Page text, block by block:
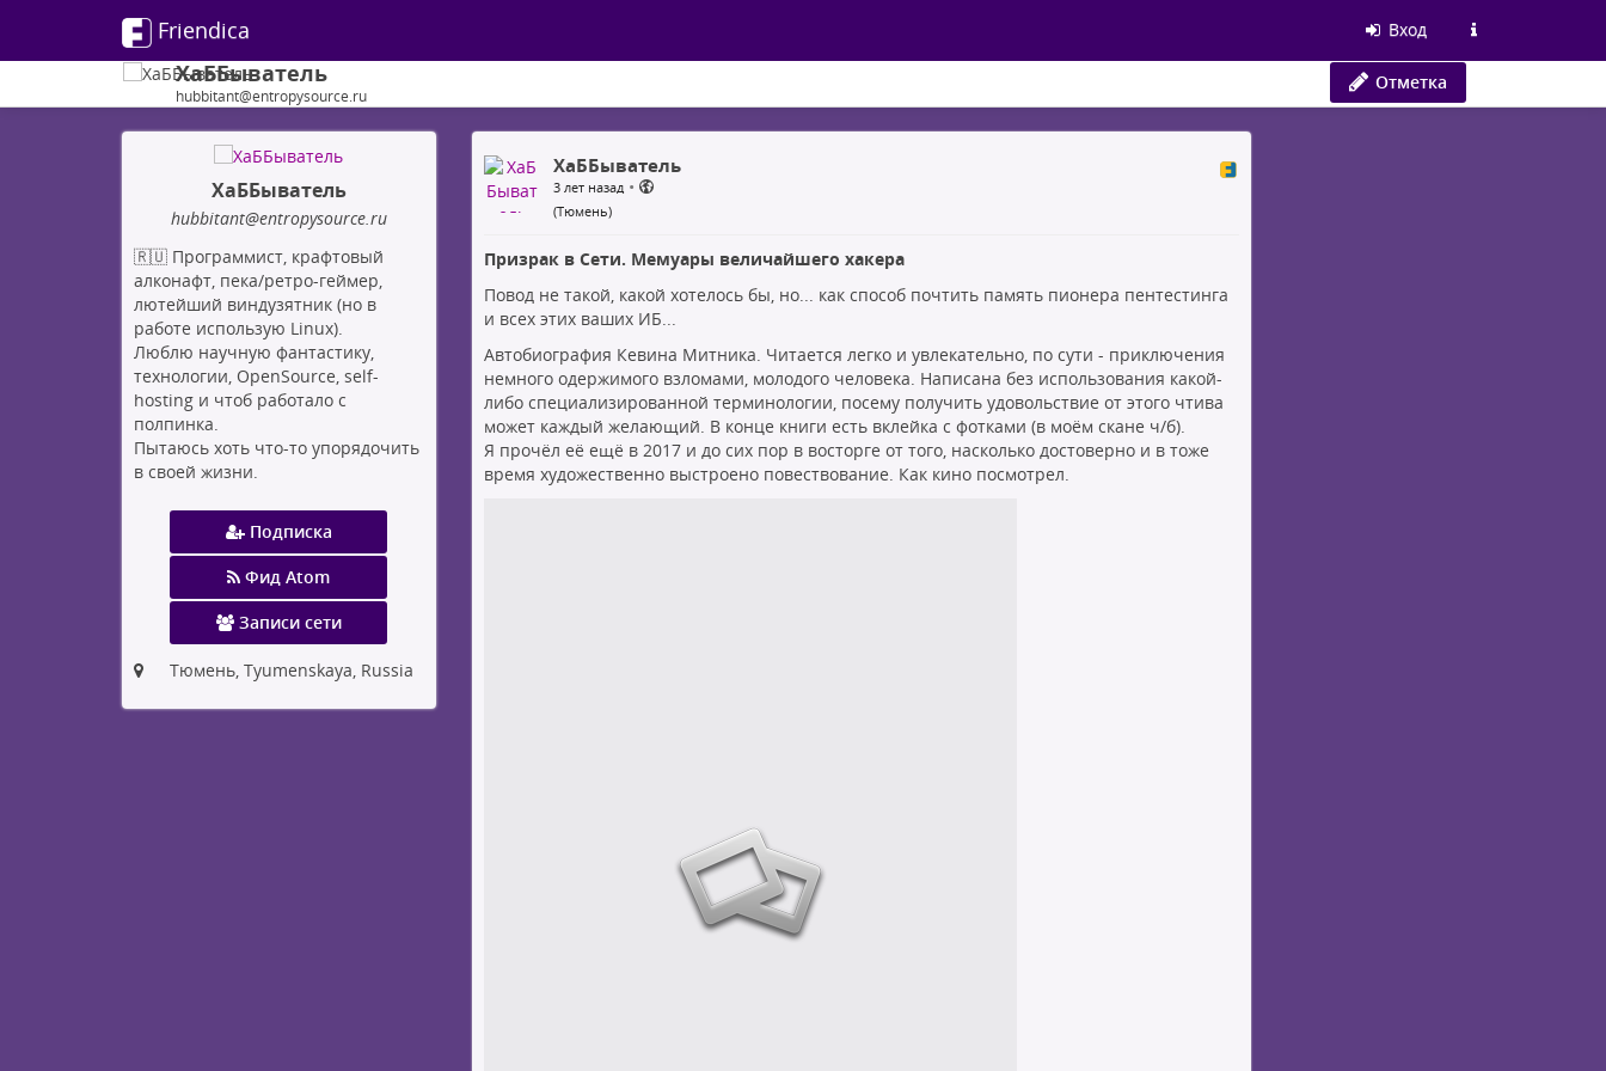
Friendica Вход
ХаББыватель
hubbitant@entropysource.ru
Отметка
ХаББыватель
hubbitant@entropysource.ru
🇷🇺 Программист, крафтовый
алконафт, пека/ретро-геймер,
лютейший виндузятник (но в
работе использую Linux).
Люблю научную фантастику,
технологии, OpenSource, self-
hosting и чтоб работало с
полпинка.
Пытаюсь хоть что-то упорядочить
в своей жизни.
Подписка
Фид Atom
Записи сети
Тюмень, Tyumenskaya, Russia
ХаББыватель
3 лет назад •
(Тюмень)
Призрак в Сети. Мемуары величайшего хакера
Повод не такой, какой хотелось бы, но... как способ почтить память пионера пентестинга
и всех этих ваших ИБ...
Автобиография Кевина Митника. Читается легко и увлекательно, по сути - приключения
немного одержимого взломами, молодого человека. Написана без использования какой-
либо специализированной терминологии, посему получить удовольствие от этого чтива
может каждый желающий. В конце книги есть вклейка с фотками (в моём скане ч/б).
Я прочёл её ещё в 2017 и до сих пор в восторге от того, насколько достоверно и в тоже
время художественно выстроено повествование. Как кино посмотрел.